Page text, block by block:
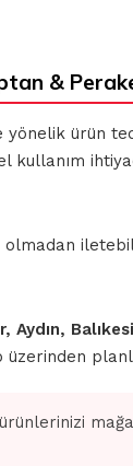
&
ürün
kullanım
Aydın,